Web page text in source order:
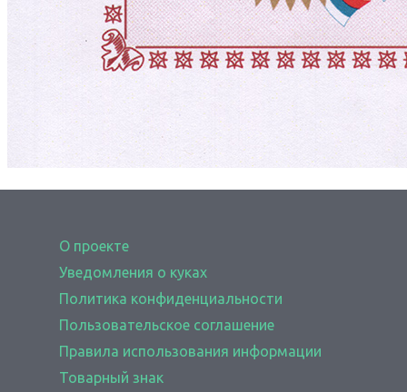
О проекте
Уведомления о куках
Политика конфиденциальности
Пользовательское соглашение
Правила использования информации
Товарный знак